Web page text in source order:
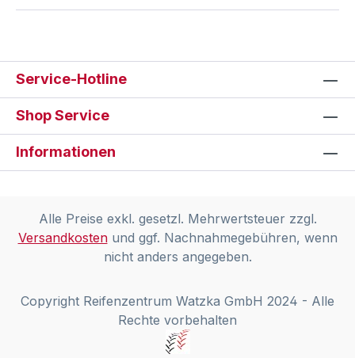
Service-Hotline
Shop Service
Informationen
Alle Preise exkl. gesetzl. Mehrwertsteuer zzgl.
Versandkostenund ggf. Nachnahmegebühren, wenn
nicht anders angegeben.
Copyright Reifenzentrum Watzka GmbH 2024 - Alle
Rechte vorbehalten